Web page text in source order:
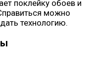
поклейку обоев и
можно
технологию.